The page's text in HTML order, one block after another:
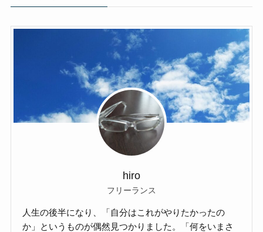
hiro
フリーランス
人生の後半になり、「自分はこれがやりたかったの
か」というものが偶然見つかりました。「何をいまさ